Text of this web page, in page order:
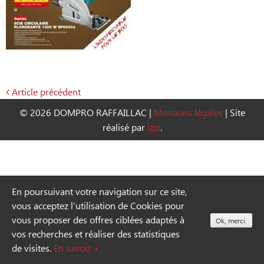
Navigation
Article précédent
© 2026 DOMPRO RAFFAILLAC | Mentions légales | Site
réalisé par izzi.
En poursuivant votre navigation sur ce site,
vous acceptez l’utilisation de Cookies pour
vous proposer des offres ciblées adaptés à
vos recherches et réaliser des statistiques
de visites. En savoir +.
Ok, merci.